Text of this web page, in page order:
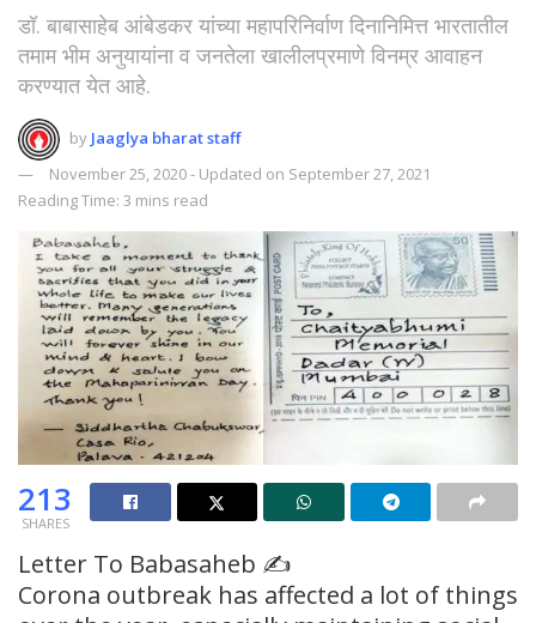
डॉ. बाबासाहेब आंबेडकर यांच्या महापरिनिर्वाण दिनानिमित्त भारतातील
तमाम भीम अनुयायांना व जनतेला खालीलप्रमाणे विनम्र आवाहन
करण्यात येत आहे.
by Jaaglya bharat staff
November 25, 2020 - Updated on September 27, 2021
Reading Time: 3 mins read
213
SHARES
Letter To Babasaheb ✍️
Corona outbreak has affected a lot of things